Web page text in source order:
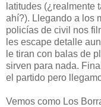
latitudes (¿realmente
ahí?). Llegando a los
policías de civil nos
les escape detalle
le tiran con balas de
sirven para nada.
el partido pero
Vemos como Los